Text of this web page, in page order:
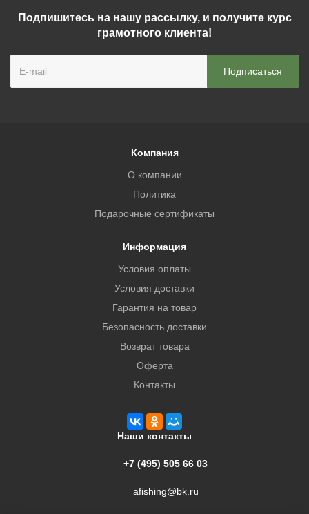
Подпишитесь на нашу рассылку, и получите курс
грамотного клиента!
Компания
О компании
Политика
Подарочные сертификаты
Информация
Условия оплаты
Условия доставки
Гарантия на товар
Безопасность доставки
Возврат товара
Оферта
Контакты
Наши контакты
+7 (495) 505 66 03
afishing@bk.ru